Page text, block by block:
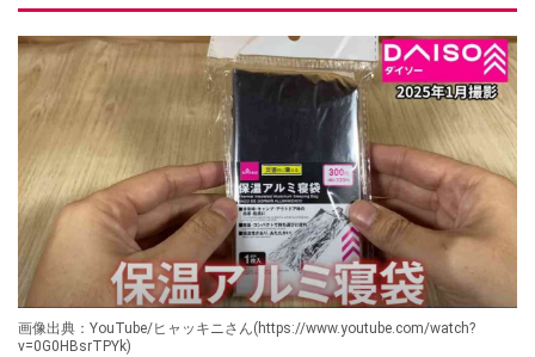
画像出典：YouTube/ヒャッキニさん(https://www.youtube.com/watch?
v=0G0HBsrTPYk)